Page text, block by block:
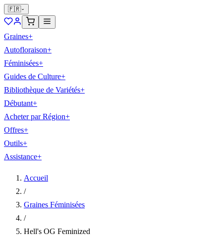
🇫🇷
Graines+
Autofloraison+
Féminisées+
Guides de Culture+
Bibliothèque de Variétés+
Débutant+
Acheter par Région+
Offres+
Outils+
Assistance+
Accueil
/
Graines Féminisées
/
Hell's OG Feminized